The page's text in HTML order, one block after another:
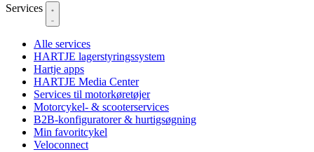
Services
Alle services
HARTJE lagerstyringssystem
Hartje apps
HARTJE Media Center
Services til motorkøretøjer
Motorcykel- & scooterservices
B2B-konfiguratorer & hurtigsøgning
Min favoritcykel
Veloconnect